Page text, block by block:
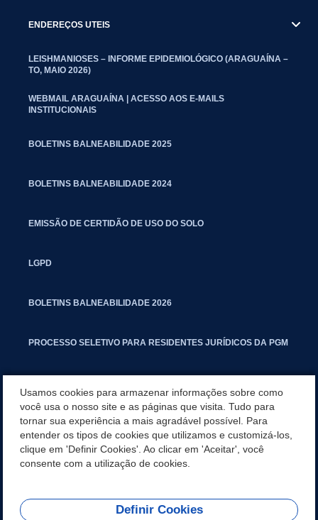
ENDEREÇOS UTEIS
LEISHMANIOSES – INFORME EPIDEMIOLÓGICO (ARAGUAÍNA –
TO, MAIO 2026)
WEBMAIL ARAGUAÍNA | ACESSO AOS E-MAILS
INSTITUCIONAIS
BOLETINS BALNEABILIDADE 2025
BOLETINS BALNEABILIDADE 2024
EMISSÃO DE CERTIDÃO DE USO DO SOLO
LGPD
BOLETINS BALNEABILIDADE 2026
PROCESSO SELETIVO PARA RESIDENTES JURÍDICOS DA PGM
MANUAL DE PROCEDIMENTOS IMOBILIÁRIOS SEINFRA
TURMINHA DO LAGO
Usamos cookies para armazenar informações sobre como
você usa o nosso site e as páginas que visita. Tudo para
tornar sua experiência a mais agradável possível. Para
entender os tipos de cookies que utilizamos e customizá-los,
clique em 'Definir Cookies'. Ao clicar em 'Aceitar', você
consente com a utilização de cookies.
Definir Cookies